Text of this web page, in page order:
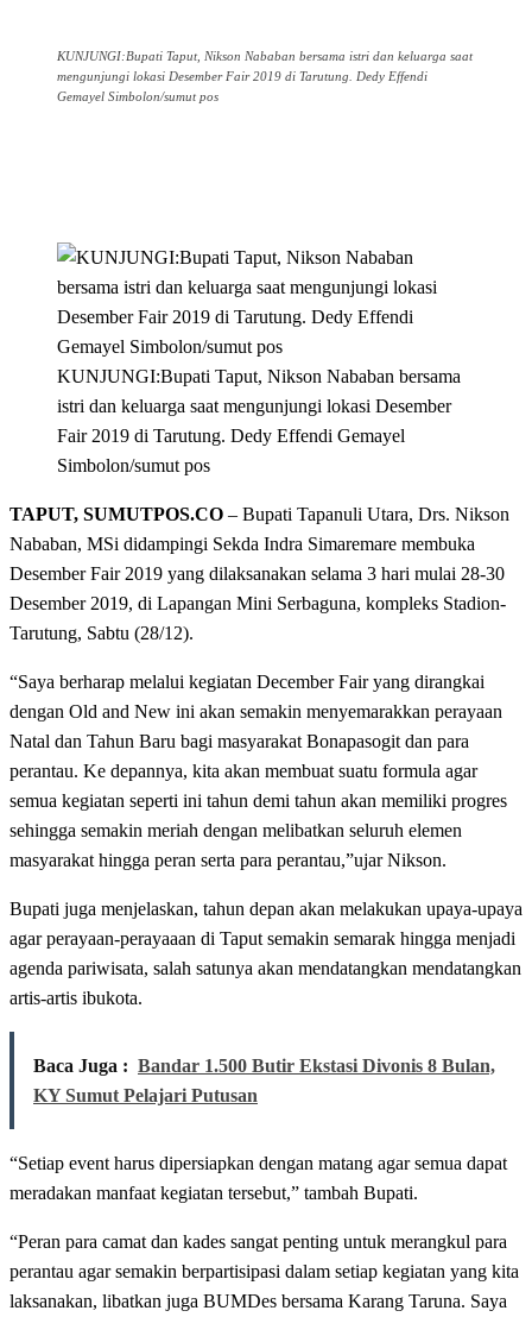
KUNJUNGI:Bupati Taput, Nikson Nababan bersama istri dan keluarga saat
mengunjungi lokasi Desember Fair 2019 di Tarutung. Dedy Effendi
Gemayel Simbolon/sumut pos
KUNJUNGI:Bupati Taput, Nikson Nababan bersama
istri dan keluarga saat mengunjungi lokasi Desember
Fair 2019 di Tarutung. Dedy Effendi Gemayel
Simbolon/sumut pos
TAPUT, SUMUTPOS.CO – Bupati Tapanuli Utara, Drs. Nikson
Nababan, MSi didampingi Sekda Indra Simaremare membuka
Desember Fair 2019 yang dilaksanakan selama 3 hari mulai 28-30
Desember 2019, di Lapangan Mini Serbaguna, kompleks Stadion-
Tarutung, Sabtu (28/12).
“Saya berharap melalui kegiatan December Fair yang dirangkai
dengan Old and New ini akan semakin menyemarakkan perayaan
Natal dan Tahun Baru bagi masyarakat Bonapasogit dan para
perantau. Ke depannya, kita akan membuat suatu formula agar
semua kegiatan seperti ini tahun demi tahun akan memiliki progres
sehingga semakin meriah dengan melibatkan seluruh elemen
masyarakat hingga peran serta para perantau,”ujar Nikson.
Bupati juga menjelaskan, tahun depan akan melakukan upaya-upaya
agar perayaan-perayaaan di Taput semakin semarak hingga menjadi
agenda pariwisata, salah satunya akan mendatangkan mendatangkan
artis-artis ibukota.
Baca Juga : Bandar 1.500 Butir Ekstasi Divonis 8 Bulan,
KY Sumut Pelajari Putusan
“Setiap event harus dipersiapkan dengan matang agar semua dapat
meradakan manfaat kegiatan tersebut,” tambah Bupati.
“Peran para camat dan kades sangat penting untuk merangkul para
perantau agar semakin berpartisipasi dalam setiap kegiatan yang kita
laksanakan, libatkan juga BUMDes bersama Karang Taruna. Saya